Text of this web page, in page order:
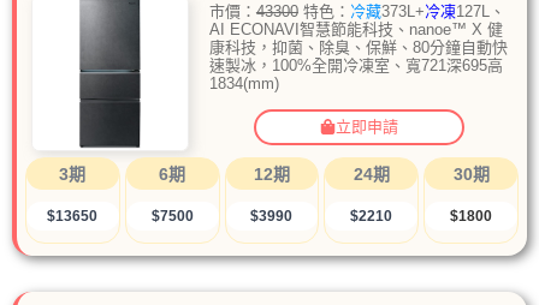
市價： 43300特色： 冷藏373L+冷凍127L、
AI ECONAVI智慧節能科技、nanoe™ X 健
康科技，抑菌、除臭、保鮮、80分鐘自動快
速製冰，100%全開冷凍室、寬721深695高
1834(mm)
立即申請
3期
$13650
6期
$7500
12期
$3990
24期
$2210
30期
$1800